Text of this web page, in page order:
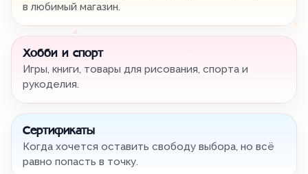
в любимый магазин.
Хобби и спорт
Игры, книги, товары для рисования, спорта и
рукоделия.
Сертификаты
Когда хочется оставить свободу выбора, но всё
равно попасть в точку.